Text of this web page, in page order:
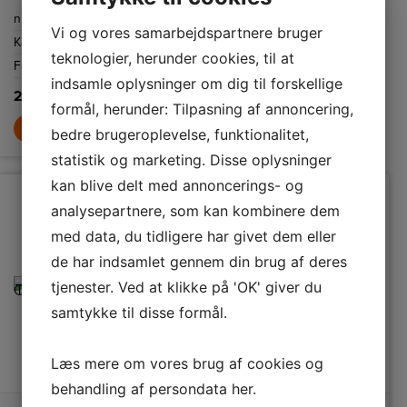
takket være
Senator 1 l
termoflaske
nummer
Kapacitet
1,0 L
Farve
Rustfri stål
239,-
LÆG I KURV
lukning. Holder
timer og kold i 24
Højde
255 mm
359,-
LÆG I KURV
Vi og vores samarbejdspartnere bruger
teknologier, herunder cookies, til at
indsamle oplysninger om dig til forskellige
formål, herunder: Tilpasning af annoncering,
bedre brugeroplevelse, funktionalitet,
statistik og marketing. Disse oplysninger
kan blive delt med annoncerings- og
analysepartnere, som kan kombinere dem
med data, du tidligere har givet dem eller
de har indsamlet gennem din brug af deres
tjenester. Ved at klikke på 'OK' giver du
samtykke til disse formål.
Læs mere om vores brug af cookies og
behandling af persondata her.